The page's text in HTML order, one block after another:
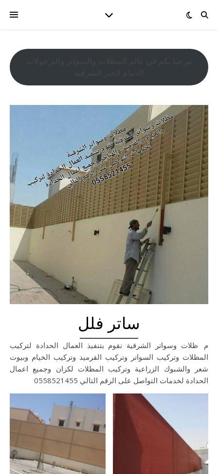
ساتر فلل
مظلات وسواتر الشرقية نقوم بتنفيذ العمال الحدادة لتركيب
المظلات وتركيب السواتر وتركيب القرميد وتركيب الخيام وبيوت
شعر والشبوك الزراعية وتركيب المظلات لكزان وجميع اعمال
الحدادة لخدمات التواصل على الرقم التالي 0558521455